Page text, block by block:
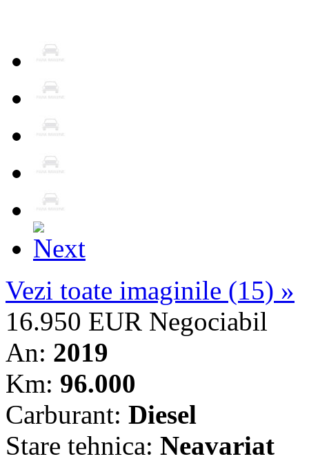
Vezi toate imaginile (15) »
16.950 EUR Negociabil
An: 2019
Km: 96.000
Carburant: Diesel
Stare tehnica: Neavariat